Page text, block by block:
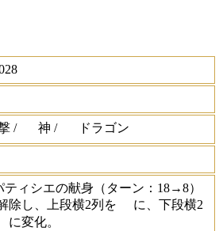
/ 神 / ドラゴン
ティシエの献身 （ターン：18→8）
除し、上段横2列を
に、下段横2
に変化。